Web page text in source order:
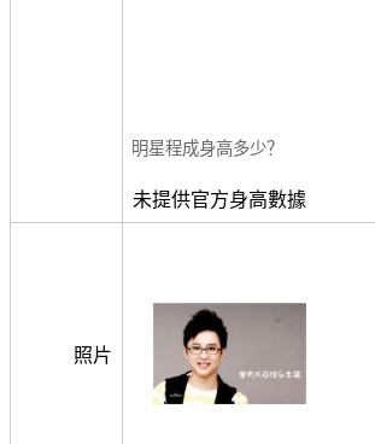
明星程成身高多少？
未提供官方身高數據
照片